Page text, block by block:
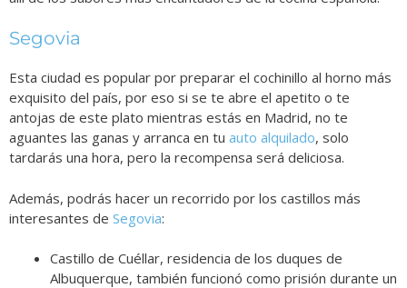
Segovia
Esta ciudad es popular por preparar el cochinillo al horno más
exquisito del país, por eso si se te abre el apetito o te
antojas de este plato mientras estás en Madrid, no te
aguantes las ganas y arranca en tu auto alquilado, solo
tardarás una hora, pero la recompensa será deliciosa.
Además, podrás hacer un recorrido por los castillos más
interesantes de Segovia:
Castillo de Cuéllar, residencia de los duques de
Albuquerque, también funcionó como prisión durante un